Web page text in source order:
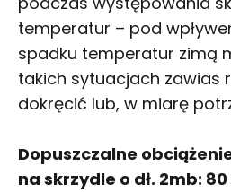
temperatur – pod
spadku temperatur zimą
takich sytuacjach zawias
dokręcić lub, w miarę
Dopuszczalne
na skrzydle o dł. 2mb: